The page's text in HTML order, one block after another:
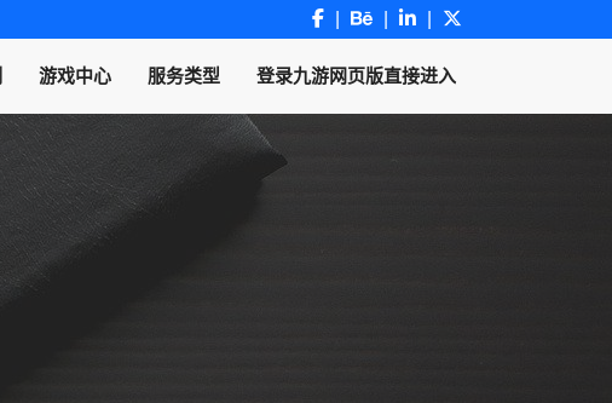
游戏中心 服务类型 登录九游网页版直接进入